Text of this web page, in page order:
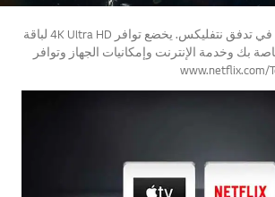
*يتطلب الأمر عضوية في تدفق نتفليكس. يخضع توافر 4K Ultra HD لباقة
بك وخدمة الإنترنت وإمكانيات الجهاز وتوافر